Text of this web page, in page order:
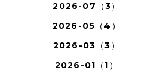
2026-07（3）
2026-05（4）
2026-03（3）
2026-01（1）